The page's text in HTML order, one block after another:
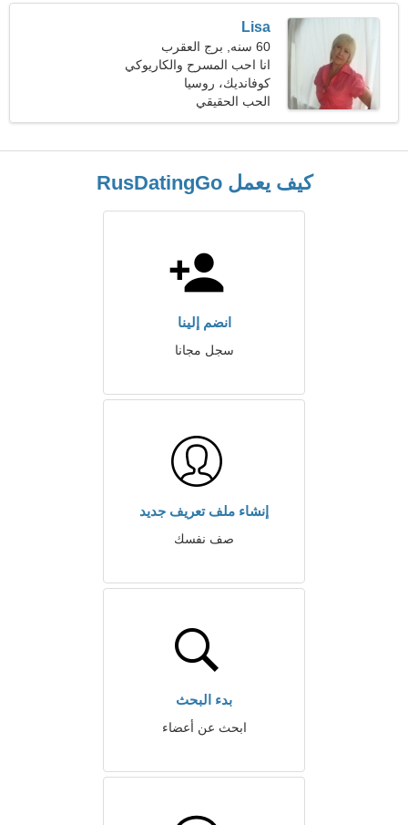
Lisa
60 سنه, برج العقرب
انا احب المسرح والكاريوكي
كوفانديك، روسيا
الحب الحقيقي
كيف يعمل RusDatingGo
انضم إلينا
سجل مجانا
إنشاء ملف تعريف جديد
صف نفسك
بدء البحث
ابحث عن أعضاء